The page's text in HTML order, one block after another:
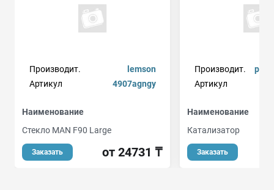
Производит.
lemson
Артикул
4907agngy
Наименование
Стекло MAN F90 Large
Заказать от 24731 ₸
Производит.
Артикул
Наименование
Катализатор
Заказать